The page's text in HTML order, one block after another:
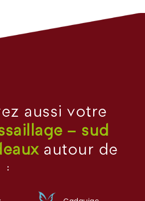
aussi votre
– sud
autour de
: